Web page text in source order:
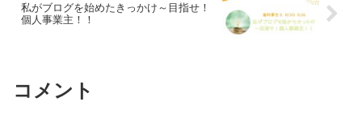
私がブログを始めたきっかけ～目指せ！
個人事業主！！
コメント